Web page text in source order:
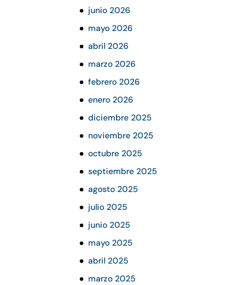
junio 2026
mayo 2026
abril 2026
marzo 2026
febrero 2026
enero 2026
diciembre 2025
noviembre 2025
octubre 2025
septiembre 2025
agosto 2025
julio 2025
junio 2025
mayo 2025
abril 2025
marzo 2025